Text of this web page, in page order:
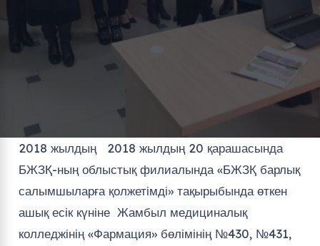
2018 жылдың 2018 жылдың 20 қарашасында
БЖЗҚ-ның облыстық филиалында «БЖЗҚ барлық
салымшыларға қолжетімді» тақырыбында өткен
ашық есік күніне Жамбыл медициналық
колледжінің «Фармация» бөлімінің №430, №431,